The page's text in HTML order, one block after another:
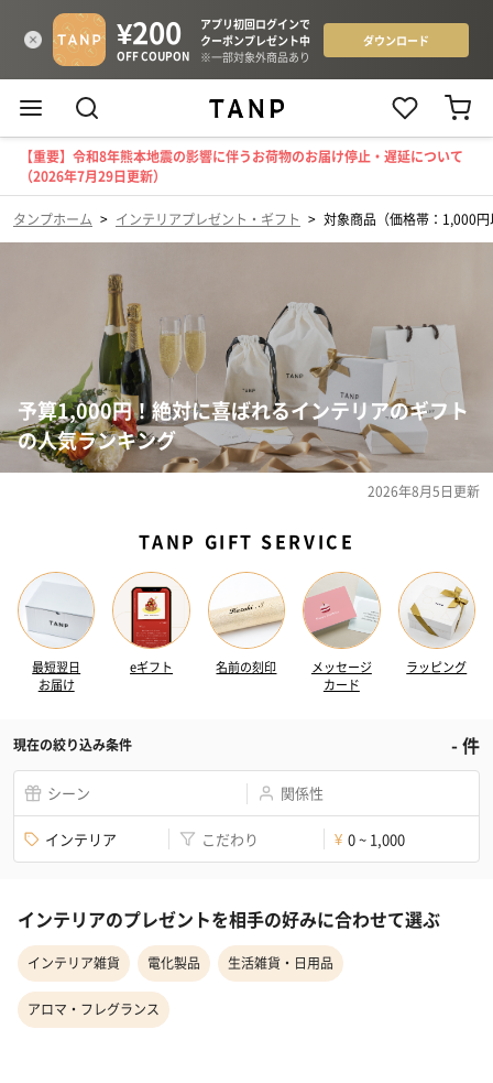
【重要】令和8年熊本地震の影響に伴うお荷物のお届け停止・遅延について
（2026年7月29日更新）
タンプホーム > インテリアプレゼント・ギフト > 対象商品（価格帯：1,000
予算1,000円！絶対に喜ばれるインテリアのギフト
の人気ランキング
2026年8月5日更新
TANP GIFT SERVICE
最短翌日
お届け
eギフト 名前の刻印
メッセージ
カード
ラッピング
現在の絞り込み条件 -件
シーン 関係性
インテリア こだわり ¥ 0 ~ 1,000
インテリアのプレゼントを相手の好みに合わせて選ぶ
インテリア雑貨 電化製品 生活雑貨・日用品
アロマ・フレグランス